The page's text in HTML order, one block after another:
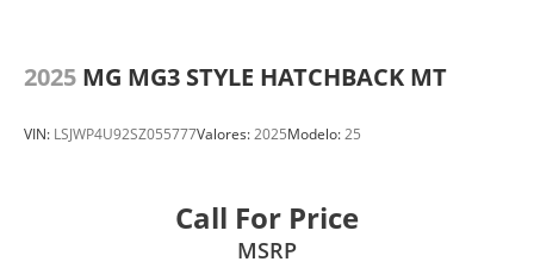
2025 MG MG3 STYLE HATCHBACK MT
VIN: LSJWP4U92SZ055777Valores:2025Modelo:25
Call For Price
MSRP